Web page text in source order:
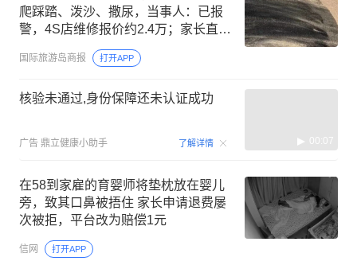
爬踩踏、泼沙、撒尿，当事人：已报
警，4S店维修报价约2.4万；家长直言
赔偿金太离谱、“让她去起诉”
国际旅游岛商报 打开APP
核验未通过,身份保障还未认证成功
广告 鼎立健康小助手 了解详情 00:07
在58到家雇的育婴师将垫枕放在婴儿
旁，致其口鼻被捂住 家长申请退费屡
次被拒，平台改为赔偿1元
信网 打开APP